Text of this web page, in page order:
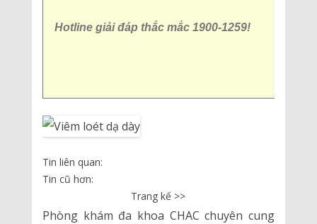
Hotline giải đáp thắc mắc 1900-1259!
Tin liên quan:
Tin cũ hơn:
Trang kế >>
Phòng khám đa khoa CHAC chuyên cung